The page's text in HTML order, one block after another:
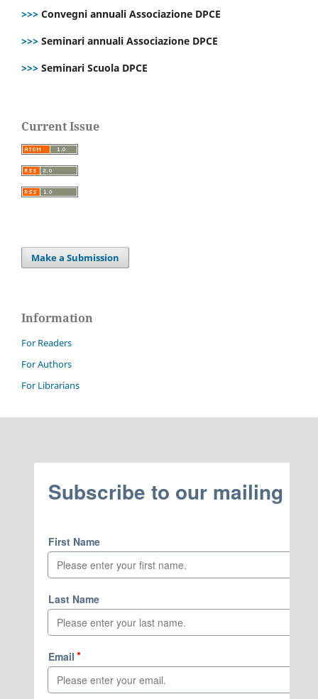
>>> Convegni annuali Associazione DPCE
>>> Seminari annuali Associazione DPCE
>>> Seminari Scuola DPCE
Current Issue
Make a Submission
Information
For Readers
For Authors
For Librarians